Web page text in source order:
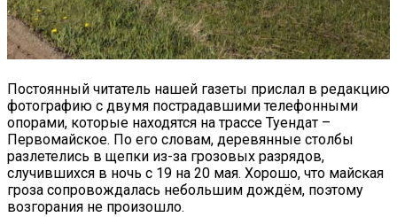
Постоянный читатель нашей газеты прислал в редакцию
фотографию с двумя пострадавшими телефонными
опорами, которые находятся на трассе Туендат –
Первомайское. По его словам, деревянные столбы
разлетелись в щепки из-за грозовых разрядов,
случившихся в ночь с 19 на 20 мая. Хорошо, что майская
гроза сопровождалась небольшим дождём, поэтому
возгорания не произошло.